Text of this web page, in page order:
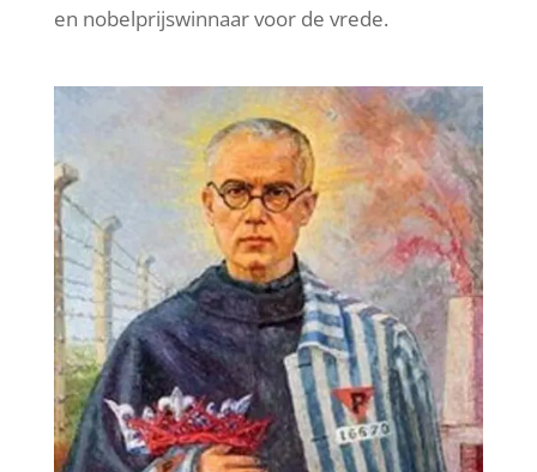
en nobelprijswinnaar voor de vrede.